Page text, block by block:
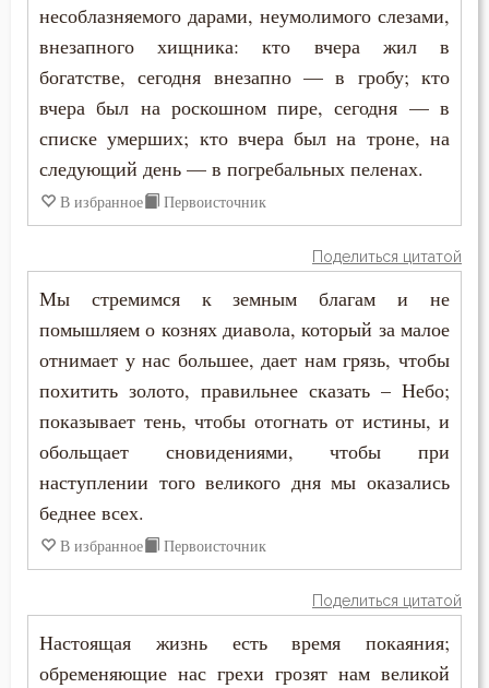
Добродетель
Друг
Дух Святой
Еда
Ересь
Естество
Женщина
Жизнь
Климент Римский
Лев Оптинский (Наголкин)
Лука (Войно-Ясенецкий)
Макарий Великий
Максим Грек
Максим Исповедник
Марк Эфесский
Мефодий Олимпийский
Митрофан Воронежский
Нектарий Оптинский (Тихонов)
несоблазняемого дарами, неумолимого слезами,
внезапного хищника: кто вчера жил в
богатстве, сегодня внезапно — в гробу; кто
вчера был на роскошном пире, сегодня — в
списке умерших; кто вчера был на троне, на
следующий день — в погребальных пеленах.
В избранное Первоисточник
Поделиться цитатой
Мы стремимся к земным благам и не
помышляем о кознях диавола, который за малое
отнимает у нас большее, дает нам грязь, чтобы
похитить золото, правильнее сказать – Небо;
показывает тень, чтобы отогнать от истины, и
обольщает сновидениями, чтобы при
наступлении того великого дня мы оказались
беднее всех.
В избранное Первоисточник
Поделиться цитатой
Настоящая жизнь есть время покаяния;
обременяющие нас грехи грозят нам великой